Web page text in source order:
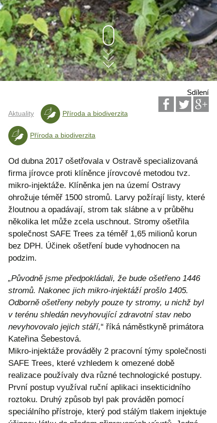
Sdílení
Aktuality Příroda a biodiverzita
Příroda a biodiverzita
Od dubna 2017 ošetřovala v Ostravě specializovaná
firma jírovce proti klíněnce jírovcové metodou tvz.
mikro-injektáže. Klíněnka jen na území Ostravy
ohrožuje téměř 1500 stromů. Larvy požírají listy, které
žloutnou a opadávají, strom tak slábne a v průběhu
několika let může zcela uschnout. Stromy ošetřila
společnost SAFE Trees za téměř 1,65 milionů korun
bez DPH. Účinek ošetření bude vyhodnocen na
podzim.
„Původně jsme předpokládali, že bude ošetřeno 1446
stromů. Nakonec jich mikro-injektáží prošlo 1405.
Odborně ošetřeny nebyly pouze ty stromy, u nichž byl
v terénu shledán nevyhovující zdravotní stav nebo
nevyhovovalo jejich stáří,“ říká náměstkyně primátora
Kateřina Šebestová.
Mikro-injektáže prováděly 2 pracovní týmy společnosti
SAFE Trees, které vzhledem k omezené době
realizace používaly dva různé technologické postupy.
První postup využíval ruční aplikaci insekticidního
roztoku. Druhý způsob byl pak prováděn pomocí
speciálního přístroje, který pod stálým tlakem injektuje